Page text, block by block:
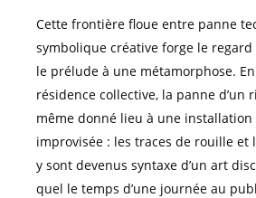
Cette frontière floue entre panne
symbolique créative forge le regard
le prélude à une métamorphose. En
résidence collective, la panne d’un
même donné lieu à une
improvisée : les traces de rouille et
y sont devenus syntaxe d’un art
quel le temps d’une journée au